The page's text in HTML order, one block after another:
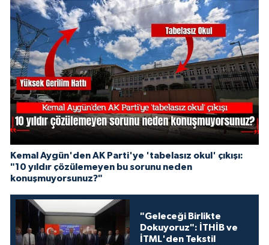
Kemal Aygün'den AK Parti'ye 'tabelasız okul' çıkışı:
"10 yıldır çözülemeyen bu sorunu neden
konuşmuyorsunuz?"
"Geleceği Birlikte
Dokuyoruz": İTHİB ve
İTML'den Tekstil